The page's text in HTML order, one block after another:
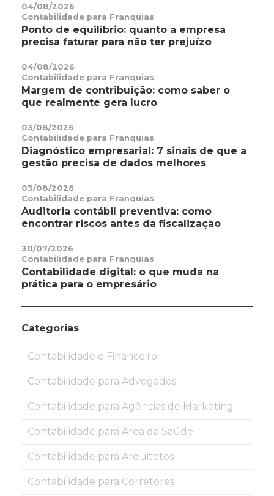
04/08/2026
Contabilidade para Franquias
Ponto de equilíbrio: quanto a empresa
precisa faturar para não ter prejuízo
04/08/2026
Contabilidade para Franquias
Margem de contribuição: como saber o
que realmente gera lucro
03/08/2026
Contabilidade para Franquias
Diagnóstico empresarial: 7 sinais de que a
gestão precisa de dados melhores
03/08/2026
Contabilidade para Franquias
Auditoria contábil preventiva: como
encontrar riscos antes da fiscalização
30/07/2026
Contabilidade para Franquias
Contabilidade digital: o que muda na
prática para o empresário
Categorias
Contabilidade e Financeiro
Contabilidade para Advogados
Contabilidade para Agências de Marketing
Contabilidade para Área da Saúde
Contabilidade para Arquitetos
Contabilidade para Corretores